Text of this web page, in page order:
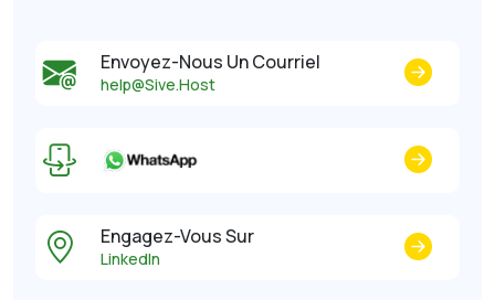
Envoyez-Nous Un Courriel
help@Sive.Host
Engagez-Vous Sur
LinkedIn